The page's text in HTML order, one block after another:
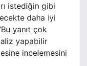
istediğin gibi
daha iyi
yanıt çok
yapabilir
incelemesini